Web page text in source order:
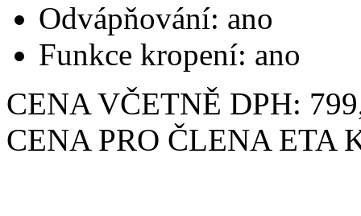
Odvápňování: ano
Funkce kropení: ano
CENA VČETNĚ DPH:
CENA PRO ČLENA ETA